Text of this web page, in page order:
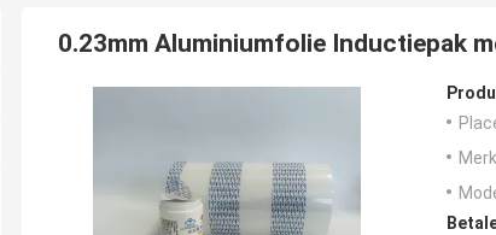
0.23mm Aluminiumfolie Inductiepak